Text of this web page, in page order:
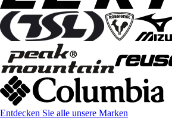
Entdecken Sie alle unsere Marken